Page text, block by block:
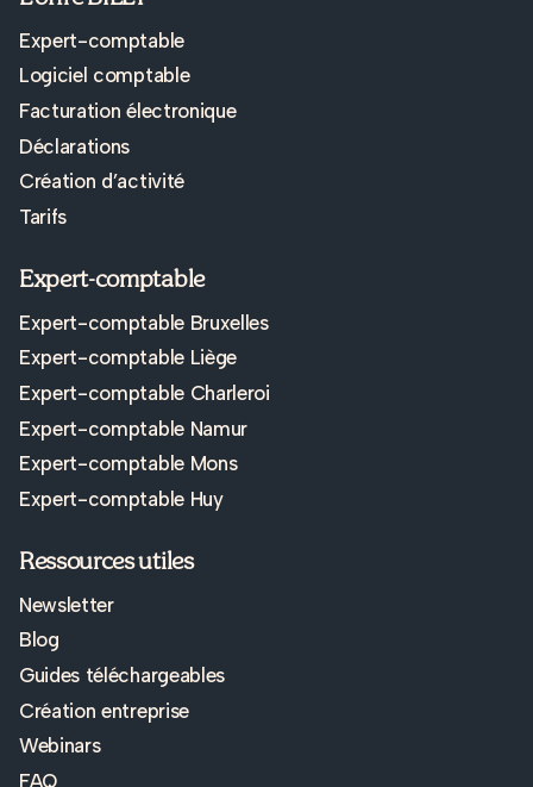
Expert-comptable
Logiciel comptable
Facturation électronique
Déclarations
Création d’activité
Tarifs
Expert-comptable
Expert-comptable Bruxelles
Expert-comptable Liège
Expert-comptable Charleroi
Expert-comptable Namur
Expert-comptable Mons
Expert-comptable Huy
Ressources utiles
Newsletter
Blog
Guides téléchargeables
Création entreprise
Webinars
FAQ